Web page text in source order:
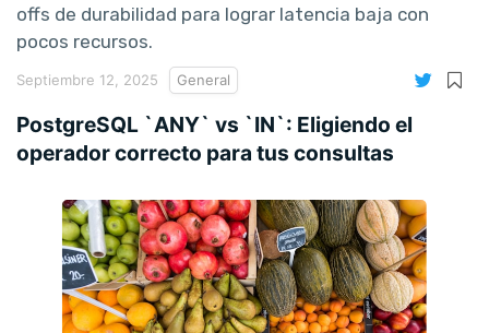
offs de durabilidad para lograr latencia baja con
pocos recursos.
Septiembre 12, 2025 General
PostgreSQL `ANY` vs `IN`: Eligiendo el
operador correcto para tus consultas